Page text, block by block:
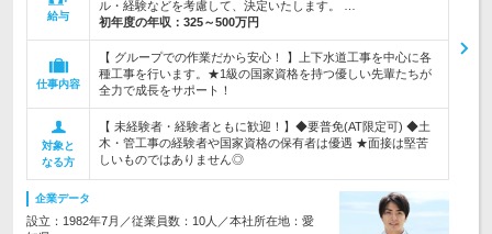
給与
ル・経験などを考慮して、決定いたします。 …
初年度の年収： 325～500万円
仕事内容
【 グループでの作業だから安心！ 】上下水道工事を中心に各
種工事を行います。★1級の国家資格を持つ優しい先輩たちが
全力で成長をサポート！
対象と
なる方
【 未経験者・経験者ともに歓迎！】◆要普免(AT限定可) ◆土
木・管工事の経験者や国家資格の保有者は優遇 ★面接は堅苦
しいものではありません◎
企業データ
設立：1982年7月／従業員数：10人／本社所在地：愛